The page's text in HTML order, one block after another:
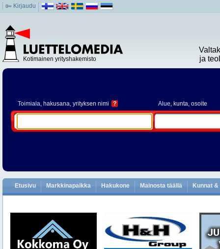
Kirjaudu
Kotimainen yrityshakemisto
ja
Toimiala, hakusana, yrityksen nimi ? Alue, kunta, osoite
Etusivu Markkinapaikka Hakukone Mainosta täällä Kunnat